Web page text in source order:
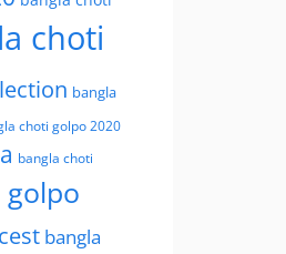
choti
bangla
choti golpo 2020
bangla choti
golpo
bangla